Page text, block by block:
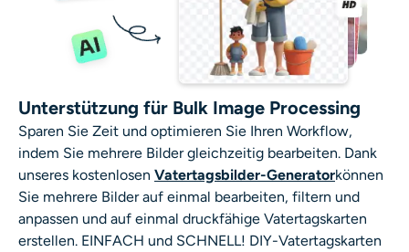
Unterstützung für Bulk Image Processing
Sparen Sie Zeit und optimieren Sie Ihren Workflow,
indem Sie mehrere Bilder gleichzeitig bearbeiten. Dank
unseres kostenlosen Vatertagsbilder-Generatorkönnen
Sie mehrere Bilder auf einmal bearbeiten, filtern und
anpassen und auf einmal druckfähige Vatertagskarten
erstellen. EINFACH und SCHNELL! DIY-Vatertagskarten